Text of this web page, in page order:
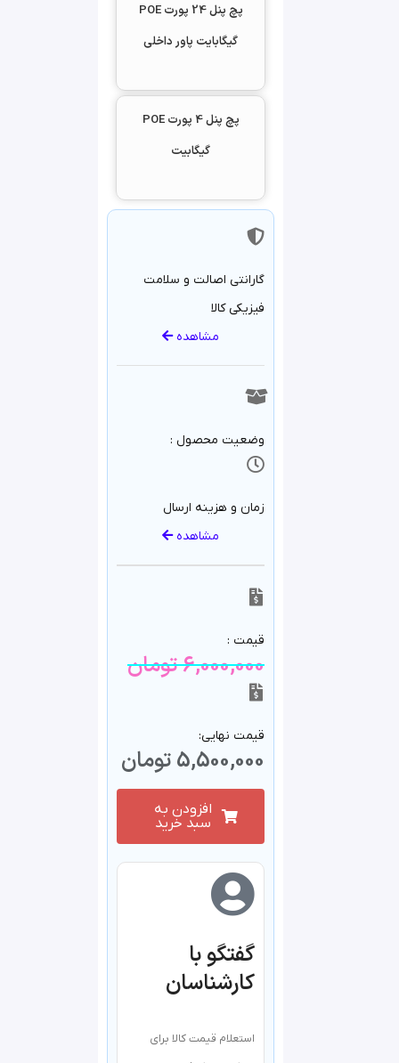
پچ پنل 24 پورت POE
گیگابایت پاور داخلی
پچ پنل 4 پورت POE
گیگابیت
گارانتی اصالت و سلامت
فیزیکی کالا
مشاهده
وضعیت محصول :
زمان و هزینه ارسال
مشاهده
قیمت :
6,000,000تومان
قیمت نهایی:
5,500,000تومان
افزودن به
سبد خرید
گفتگو با
کارشناسان
استعلام قیمت کالا برای